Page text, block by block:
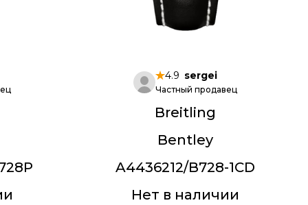
4.9 sergei
Частный продавец
Breitling
Bentley
A4436212/B728-1CD
Нет в наличии